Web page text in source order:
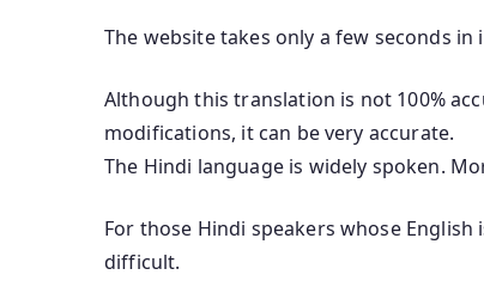
The website takes only a few seconds
Although this translation is not 100%
modifications, it can be very accurate.
The Hindi language is widely spoken.
For those Hindi speakers whose
difficult.